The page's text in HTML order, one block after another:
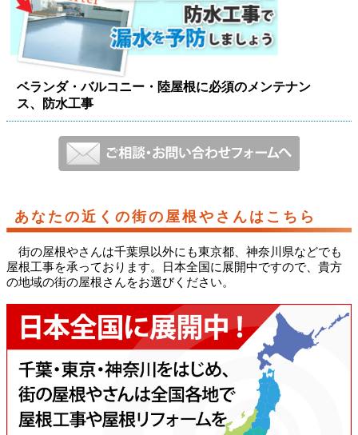
ベランダ・バルコニー・陸屋根に必須のメンテナン
ス、防水工事
あなたの近くの街の屋根やさんはこちら
街の屋根やさんは千葉県以外にも東京都、神奈川県などでも
屋根工事を承っております。日本全国に展開中ですので、貴方
の地域の街の屋根さんをお選びください。